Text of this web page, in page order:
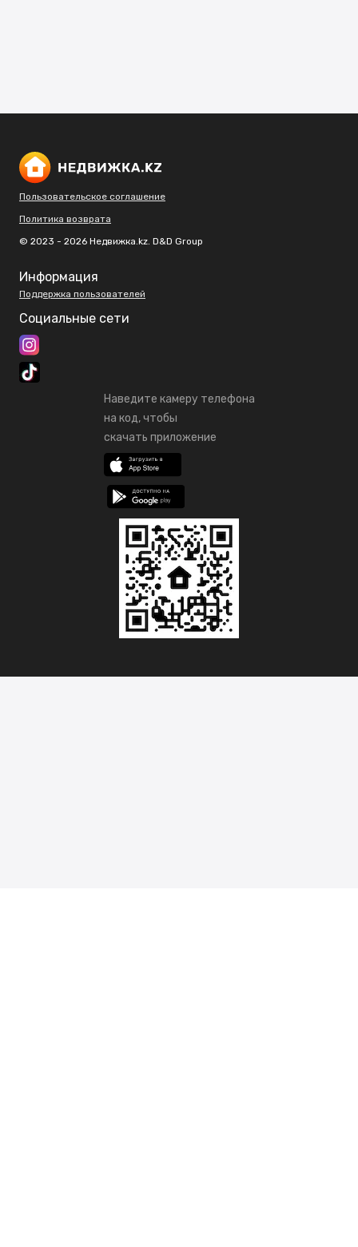
Пользовательское соглашение
Политика возврата
© 2023 - 2026 Недвижка.kz. D&D Group
Информация
Поддержка пользователей
Социальные сети
Наведите камеру телефона
на код, чтобы
скачать приложение